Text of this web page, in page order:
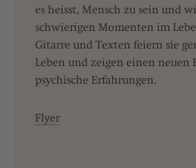
es heisst, Mensch zu sein und
schwierigen Momenten im
Gitarre und Texten feiern sie
Leben und zeigen einen neuen
psychische Erfahrungen.
Flyer